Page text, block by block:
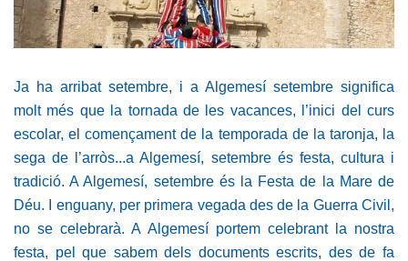
Ja ha arribat setembre, i a Algemesí setembre significa
molt més que la tornada de les vacances, l’inici del curs
escolar, el començament de la temporada de la taronja, la
sega de l’arròs...a Algemesí, setembre és festa, cultura i
tradició. A Algemesí, setembre és la Festa de la Mare de
Déu. I enguany, per primera vegada des de la Guerra Civil,
no se celebrarà. A Algemesí portem celebrant la nostra
festa, pel que sabem dels documents escrits, des de fa